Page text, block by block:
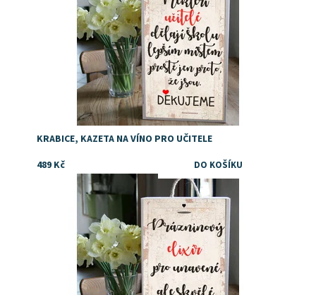
KRABICE, KAZETA NA VÍNO PRO UČITELE
489 Kč
Dostupnost:
Skladem